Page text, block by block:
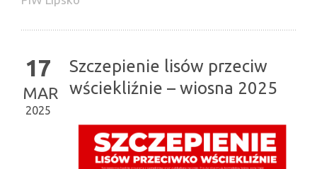
17
MAR
2025
Szczepienie lisów przeciw
wściekliźnie – wiosna 2025